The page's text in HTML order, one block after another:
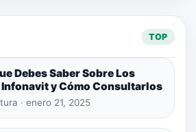
TOP
Debes Saber Sobre Los
Infonavit y Cómo Consultarlos
· enero 21, 2025